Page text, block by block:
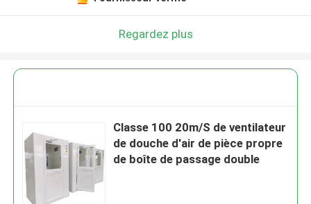
Regardez plus
Classe 100 20m/S de ventilateur
de douche d'air de pièce propre
de boîte de passage double